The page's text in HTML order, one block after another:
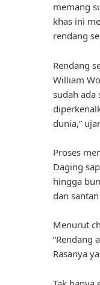
memang
khas ini
rendang
Rendang
William
sudah ada
dunia,”
Proses
Daging
hingga
dan
Menurut
“Rendang
Rasanya